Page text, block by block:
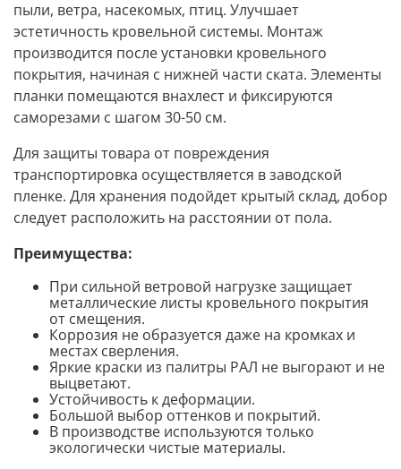
пыли, ветра, насекомых, птиц. Улучшает
эстетичность кровельной системы. Монтаж
производится после установки кровельного
покрытия, начиная с нижней части ската. Элементы
планки помещаются внахлест и фиксируются
саморезами с шагом 30-50 см.
Для защиты товара от повреждения
транспортировка осуществляется в заводской
пленке. Для хранения подойдет крытый склад, добор
следует расположить на расстоянии от пола.
Преимущества:
При сильной ветровой нагрузке защищает
металлические листы кровельного покрытия
от смещения.
Коррозия не образуется даже на кромках и
местах сверления.
Яркие краски из палитры РАЛ не выгорают и не
выцветают.
Устойчивость к деформации.
Большой выбор оттенков и покрытий.
В производстве используются только
экологически чистые материалы.